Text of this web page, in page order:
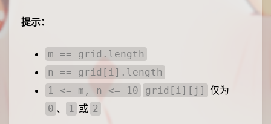
提示：
m == grid.length
n == grid[i].length
1 <= m, n <= 10
grid[i][j] 仅为
0 、 1 或 2